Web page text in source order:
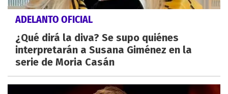
ADELANTO OFICIAL
¿Qué dirá la diva? Se supo quiénes
interpretarán a Susana Giménez en la
serie de Moria Casán